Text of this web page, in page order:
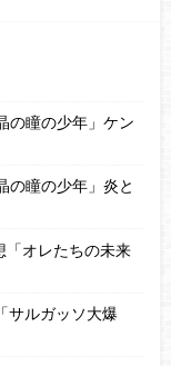
の瞳の少年」ケン
の瞳の少年」炎と
「オレたちの未来
サルガッソ大爆